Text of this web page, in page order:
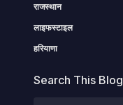
राजस्थान
लाइफस्टाइल
हरियाणा
Search This Blog